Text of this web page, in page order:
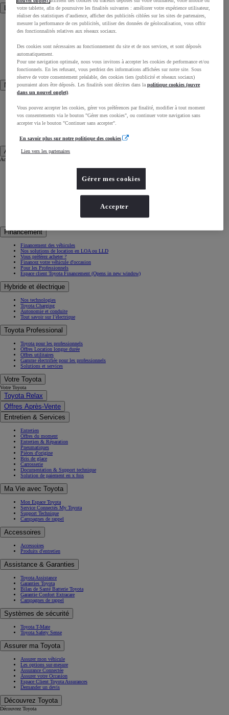
Les catégories
Les Hybrides
Les voitures électriques
Les Hybrides Rechargeables
Les Citadines
Les SUV
Les Familiales
Les 4x4
Les Utilitaires
Les Sportives
Nos précédents modèles
Aygo
GT86
Prius +
Verso
Camry
Acheter une Toyota
Acheter une Toyota
Financement
Financement des véhicules
Nos solutions de location en LOA ou LLD
Vous préférez acheter ?
Financez votre véhicule d'occasion
Pour les Professionnels
Espace client Toyota Financement (Opens in new window)
Hybride et électrique
Nos technologies
Toyota Charging
Autonomie et conduite
Tout savoir sur l’électrique
Toyota Professional
Toyota pour les professionnels
Offres Location longue durée
Offres utilitaires
Gamme électrifiée pour les professionnels
Solutions et services
Votre Toyota
Votre Toyota
Toyota Relax
Offres Après-Vente
Entretien & Services
Entretien
Offres du moment
Entretien & Réparation
Pneumatiques
Pièces d'origine
Bris de glace
Carrosserie
Documentation & Support technique
Solution de paiement en x fois
Ma Vie avec Toyota
Mon Espace Toyota
Service Connectés My Toyota
Support Technique
Campagnes de rappel
Accessoires
Accessoires
Produits d'entretien
Assistance & Garanties
Toyota Assistance
Garanties Toyota
Bilan de Santé Batterie Toyota
Garantie Confort Extracare
Campagnes de rappel
Systèmes de sécurité
Toyota T-Mate
Toyota Safety Sense
Assurer ma Toyota
Assurer mon véhicule
Les options sur-mesure
Assurance Connectée
Assurer votre Occasion
Espace Client Toyota Assurances
Demander un devis
Découvrez Toyota
Découvrez Toyota
votre tablette, afin de poursuivre les finalités suivantes : améliorer votre expérience utilisateur,
réaliser des statistiques d’audience, afficher des publicités ciblées sur les sites de partenaires,
mesurer la performance de ces publicités, utiliser des données de géolocalisation, vous offrir
des fonctionnalités relatives aux réseaux sociaux.
Des cookies sont nécessaires au fonctionnement du site et de nos services, et sont déposés
automatiquement.
Pour une navigation optimale, nous vous invitons à accepter les cookies de performance et/ou
fonctionnels. En les refusant, vous perdriez des informations affichées sur notre site. Sous
réserve de votre consentement préalable, des cookies tiers (publicité et réseaux sociaux)
pourraient alors être déposés. Les finalités sont décrites dans lapolitique cookies (ouvre
dans un nouvel onglet)
Vous pouvez accepter les cookies, gérer vos préférences par finalité, modifier à tout moment
vos consentements via le bouton "Gérer mes cookies", ou continuer votre navigation sans
accepter via le bouton "Continuer sans accepter".
En savoir plus sur notre politique des cookies
Lien vers les partenaires
Gérer mes cookies
Accepter